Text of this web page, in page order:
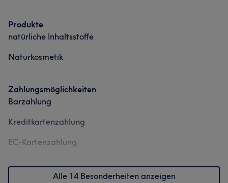
Produkte
natürliche Inhaltsstoffe
Naturkosmetik
Zahlungsmöglichkeiten
Barzahlung
Kreditkartenzahlung
EC-Kartenzahlung
Alle 14 Besonderheiten anzeigen